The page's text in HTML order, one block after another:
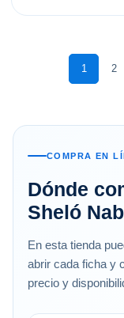
1 2
COMPRA EN
Dónde
Sheló
En esta tienda
abrir cada ficha y
precio y